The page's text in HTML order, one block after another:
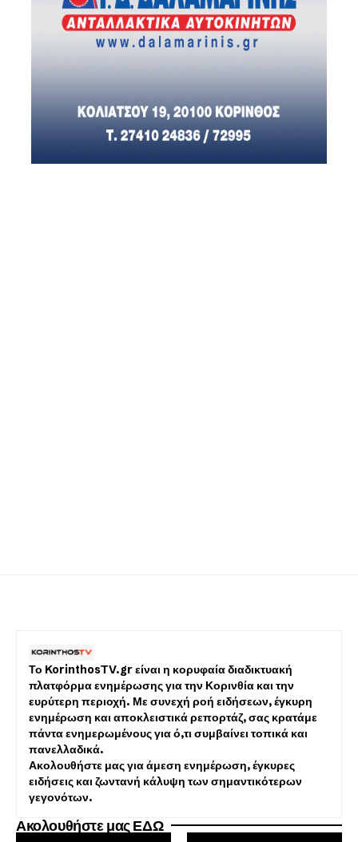
Το KorinthosTV.gr είναι η κορυφαία διαδικτυακή
πλατφόρμα ενημέρωσης για την Κορινθία και την
ευρύτερη περιοχή. Με συνεχή ροή ειδήσεων, έγκυρη
ενημέρωση και αποκλειστικά ρεπορτάζ, σας κρατάμε
πάντα ενημερωμένους για ό,τι συμβαίνει τοπικά και
πανελλαδικά.
Ακολουθήστε μας για άμεση ενημέρωση, έγκυρες
ειδήσεις και ζωντανή κάλυψη των σημαντικότερων
γεγονότων.
Ακολουθήστε μας ΕΔΩ